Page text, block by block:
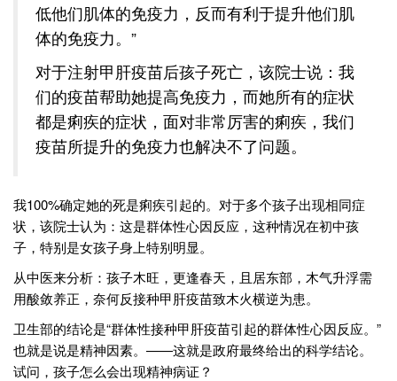
低他们肌体的免疫力，反而有利于提升他们肌
体的免疫力。”
对于注射甲肝疫苗后孩子死亡，该院士说：我
们的疫苗帮助她提高免疫力，而她所有的症状
都是痢疾的症状，面对非常厉害的痢疾，我们
疫苗所提升的免疫力也解决不了问题。
我100%确定她的死是痢疾引起的。对于多个孩子出现相同症
状，该院士认为：这是群体性心因反应，这种情况在初中孩
子，特别是女孩子身上特别明显。
从中医来分析：孩子木旺，更逢春天，且居东部，木气升浮需
用酸敛养正，奈何反接种甲肝疫苗致木火横逆为患。
卫生部的结论是“群体性接种甲肝疫苗引起的群体性心因反应。”
也就是说是精神因素。——这就是政府最终给出的科学结论。
试问，孩子怎么会出现精神病证？